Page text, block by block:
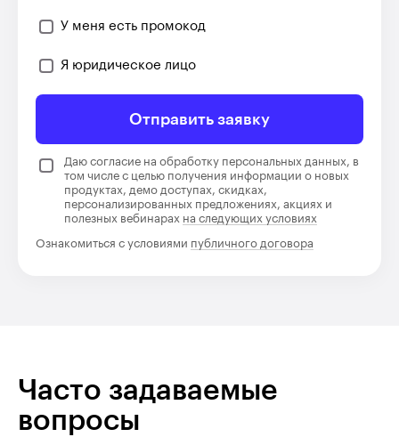
У меня есть промокод
Я юридическое лицо
Отправить заявку
Даю согласие на обработку персональных данных, в
том числе с целью получения информации о новых
продуктах, демо доступах, скидках,
персонализированных предложениях, акциях и
полезных вебинарах на следующих условиях
Ознакомиться с условиями публичного договора
Часто задаваемые
вопросы